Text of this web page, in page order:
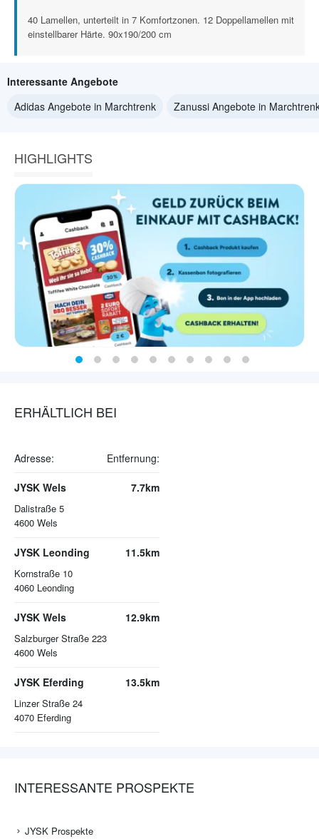
40 Lamellen, unterteilt in 7 Komfortzonen. 12 Doppellamellen mit
einstellbarer Härte. 90x190/200 cm
Interessante Angebote
Adidas Angebote in Marchtrenk
Zanussi Angebote in
HIGHLIGHTS
ERHÄLTLICH BEI
Adresse: Entfernung:
JYSK Wels
Dalistraße 5
4600 Wels
7.7km
JYSK Leonding
Kornstraße 10
4060 Leonding
11.5km
JYSK Wels
Salzburger Straße 223
4600 Wels
12.9km
JYSK Eferding
Linzer Straße 24
4070 Eferding
13.5km
INTERESSANTE PROSPEKTE
JYSK Prospekte